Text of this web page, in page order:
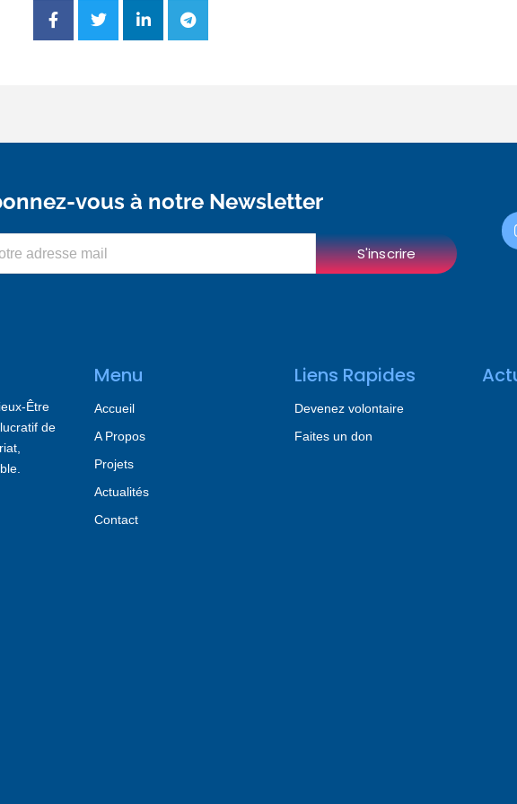
vous à notre Newsletter
S'inscrire
Être
de
Menu
Accueil
A Propos
Projets
Actualités
Contact
Liens Rapides
Devenez volontaire
Faites un don